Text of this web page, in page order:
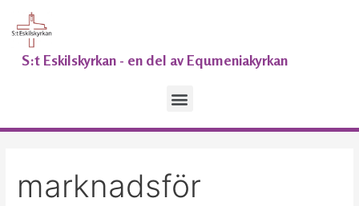
S:t Eskilskyrkan - en del av Equmeniakyrkan
Meny
marknadsför
för